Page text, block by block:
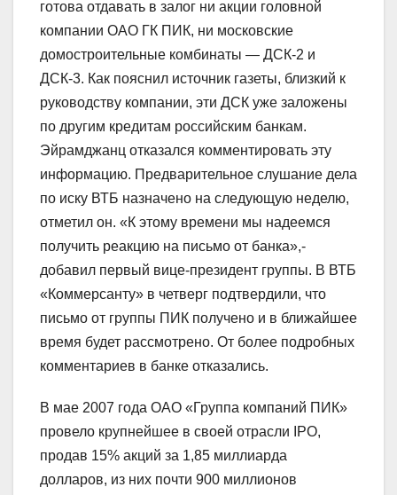
готова отдавать в залог ни акции головной
компании ОАО ГК ПИК, ни московские
домостроительные комбинаты — ДСК-2 и
ДСК-3. Как пояснил источник газеты, близкий к
руководству компании, эти ДСК уже заложены
по другим кредитам российским банкам.
Эйрамджанц отказался комментировать эту
информацию. Предварительное слушание дела
по иску ВТБ назначено на следующую неделю,
отметил он. «К этому времени мы надеемся
получить реакцию на письмо от банка»,-
добавил первый вице-президент группы. В ВТБ
«Коммерсанту» в четверг подтвердили, что
письмо от группы ПИК получено и в ближайшее
время будет рассмотрено. От более подробных
комментариев в банке отказались.
В мае 2007 года ОАО «Группа компаний ПИК»
провело крупнейшее в своей отрасли IPO,
продав 15% акций за 1,85 миллиарда
долларов, из них почти 900 миллионов